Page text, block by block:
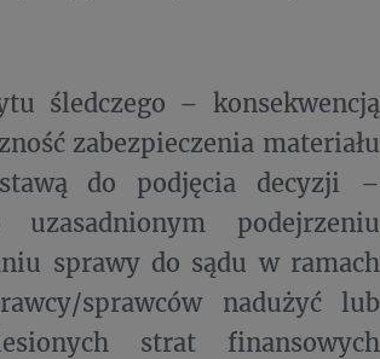
śledczego – konsekwencją
zabezpieczenia materiału
do podjęcia decyzji –
podejrzeniu
sprawy do sądu w ramach
sprawców nadużyć lub
strat finansowych